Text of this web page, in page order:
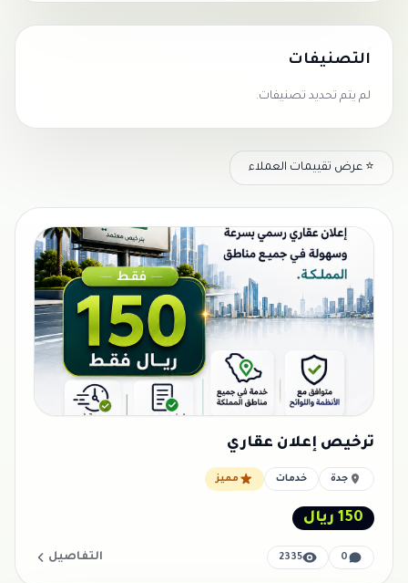
التصنيفات
لم يتم تحديد تصنيفات.
⭐ عرض تقييمات العملاء
ترخيص إعلان عقاري
جدة خدمات مميز
150 ريال
0
2335 التفاصيل